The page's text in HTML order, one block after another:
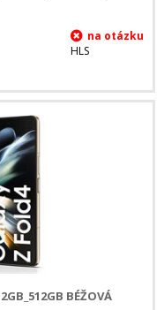
HLS
BÉŽOVÁ